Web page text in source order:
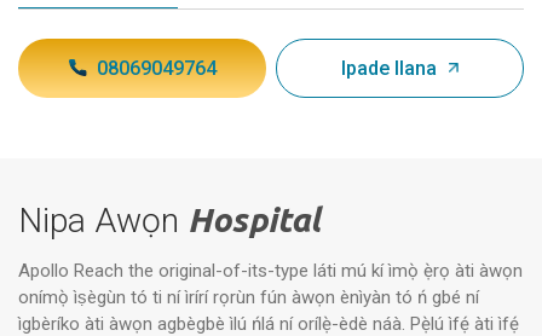
08069049764 Ipade Ilana
Nipa Awọn Hospital
Apollo Reach the original-of-its-type láti mú kí ìmọ̀ ẹ̀rọ àti àwọn
onímọ̀ ìṣègùn tó ti ní ìrírí rọrùn fún àwọn ènìyàn tó ń gbé ní
ìgbèríko àti àwọn agbègbè ìlú ńlá ní orílẹ̀-èdè náà. Pẹ̀lú ìfẹ́ àti ìfẹ́